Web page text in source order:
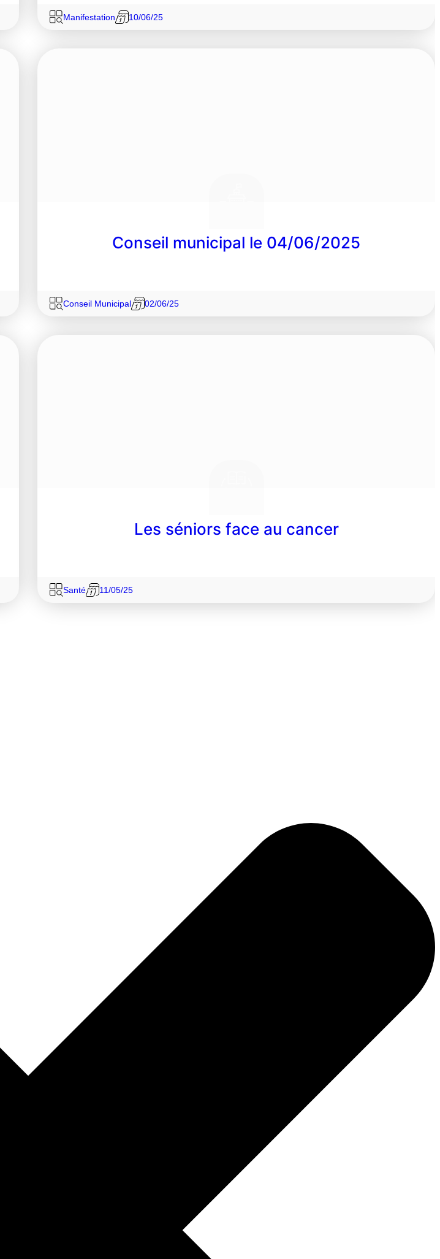
Manifestation 10/06/25
Conseil municipal le 04/06/2025
Conseil Municipal 02/06/25
Les séniors face au cancer
Santé 11/05/25